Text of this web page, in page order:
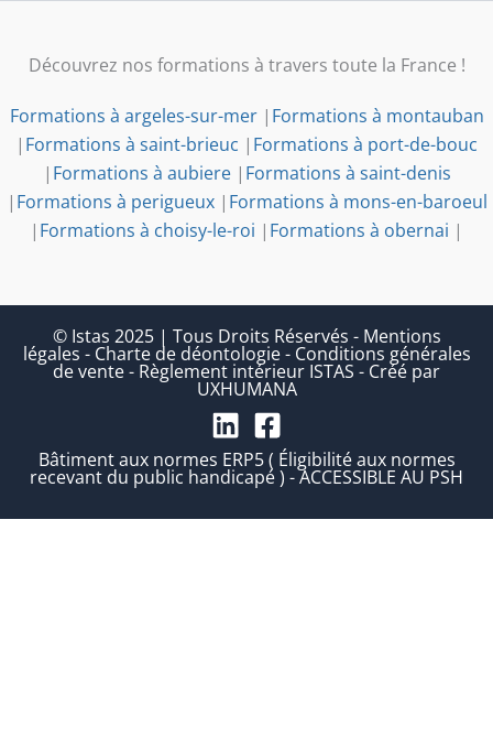
Découvrez nos formations à travers toute la France !
Formations à argeles-sur-mer| Formations à montauban
| Formations à saint-brieuc | Formations à port-de-bouc
| Formations à aubiere| Formations à saint-denis
| Formations à perigueux| Formations à mons-en-baroeul
| Formations à choisy-le-roi | Formations à obernai |
© Istas 2025 | Tous Droits Réservés - Mentions
légales - Charte de déontologie- Conditions générales
de vente- Règlement intérieur ISTAS - Créé par
UXHUMANA
Bâtiment aux normes ERP5 ( Éligibilité aux normes
recevant du public handicapé ) - ACCESSIBLE AU PSH